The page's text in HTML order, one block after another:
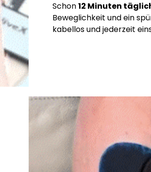
Schon12 Minuten
Beweglichkeit und ein
kabellos und jederzeit